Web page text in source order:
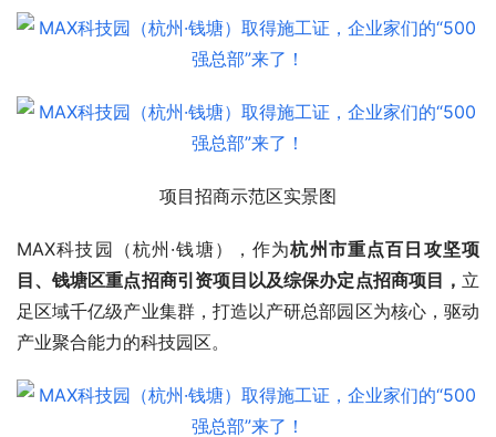
项目招商示范区实景图
MAX科技园（杭州·钱塘），作为杭州市重点百日攻坚项
目、钱塘区重点招商引资项目以及综保办定点招商项目， 立
足区域千亿级产业集群，打造以产研总部园区为核心，驱动
产业聚合能力的科技园区。